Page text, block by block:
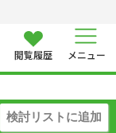
閲覧履歴 メニュー
検討リストに追加